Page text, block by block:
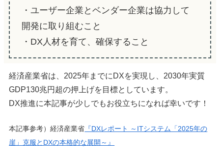
・ユーザー企業とベンダー企業は協力して
開発に取り組むこと
・DX人材を育て、確保すること
経済産業省は、2025年までにDXを実現し、2030年実質
GDP130兆円超の押上げを目標としています。
DX推進に本記事が少しでもお役立ちになれば幸いです！
本記事参考）経済産業省 『DXレポート ～ITシステム「2025年の
崖」克服とDXの本格的な展開～』